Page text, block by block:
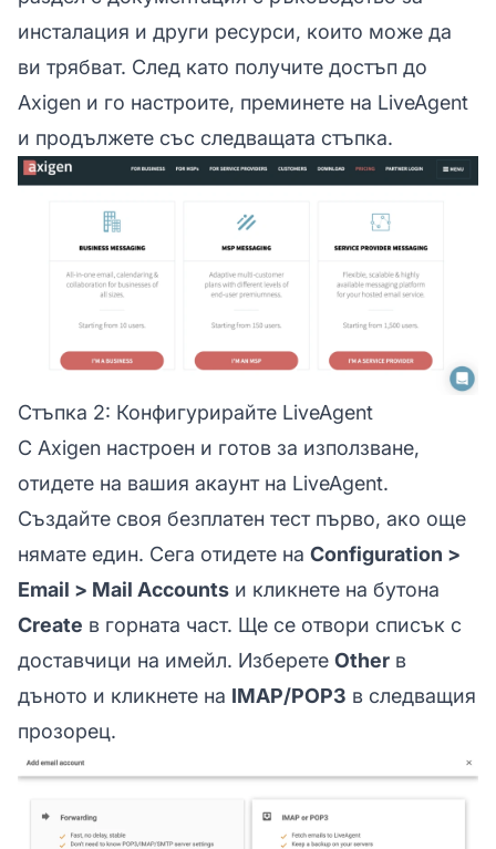
инсталация и други ресурси, които може да
ви трябват. След като получите достъп до
Axigen и го настроите, преминете на LiveAgent
и продължете със следващата стъпка.
Стъпка 2: Конфигурирайте LiveAgent
С Axigen настроен и готов за използване,
отидете на вашия акаунт на LiveAgent.
Създайте своя безплатен тест първо, ако още
нямате един. Сега отидете на Configuration >
Email > Mail Accounts и кликнете на бутона
Create в горната част. Ще се отвори списък с
доставчици на имейл. Изберете Other в
дъното и кликнете на IMAP/POP3 в следващия
прозорец.